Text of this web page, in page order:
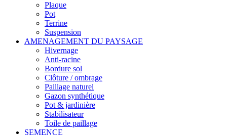
Plaque
Pot
Terrine
Suspension
AMENAGEMENT DU PAYSAGE
Hivernage
Anti-racine
Bordure sol
Clôture / ombrage
Paillage naturel
Gazon synthétique
Pot & jardinière
Stabilisateur
Toile de paillage
SEMENCE